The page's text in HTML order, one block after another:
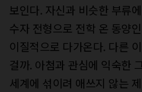
보인다. 자신과 비슷한 부류
수자 전형으로 전학 온 동양
이질적으로 다가온다. 다른
걸까. 아첨과 관심에 익숙한
세계에 섞이려 애쓰지 않는